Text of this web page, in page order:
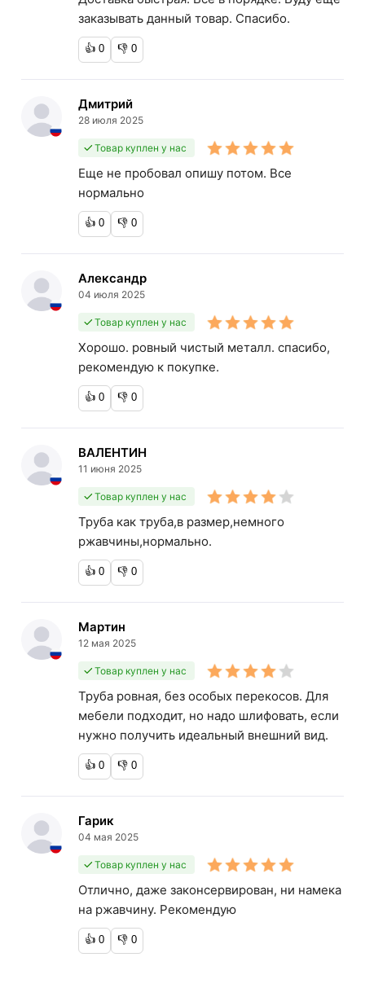
заказывать данный товар. Спасибо.
👍 0 👎 0
Дмитрий
28 июля 2025
Товар куплен у нас
Еще не пробовал опишу потом. Все
нормально
👍 0 👎 0
Александр
04 июля 2025
Товар куплен у нас
Хорошо. ровный чистый металл. спасибо,
рекомендую к покупке.
👍 0 👎 0
ВАЛЕНТИН
11 июня 2025
Товар куплен у нас
Труба как труба,в размер,немного
ржавчины,нормально.
👍 0 👎 0
Мартин
12 мая 2025
Товар куплен у нас
Труба ровная, без особых перекосов. Для
мебели подходит, но надо шлифовать, если
нужно получить идеальный внешний вид.
👍 0 👎 0
Гарик
04 мая 2025
Товар куплен у нас
Отлично, даже законсервирован, ни намека
на ржавчину. Рекомендую
👍 0 👎 0